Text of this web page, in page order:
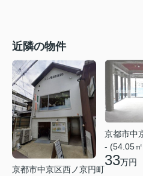
近隣の物件
京都市中京区西ノ京円町
京都市中
- (54.05
33万円